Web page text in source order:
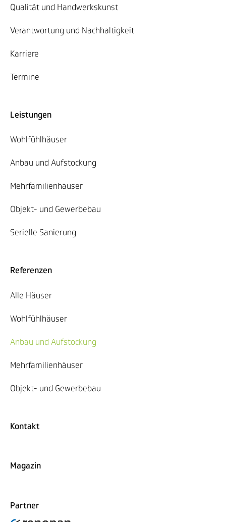
Qualität und Handwerkskunst
Verantwortung und Nachhaltigkeit
Karriere
Termine
Leistungen
Wohlfühlhäuser
Anbau und Aufstockung
Mehrfamilienhäuser
Objekt- und Gewerbebau
Serielle Sanierung
Referenzen
Alle Häuser
Wohlfühlhäuser
Anbau und Aufstockung
Mehrfamilienhäuser
Objekt- und Gewerbebau
Kontakt
Magazin
Partner